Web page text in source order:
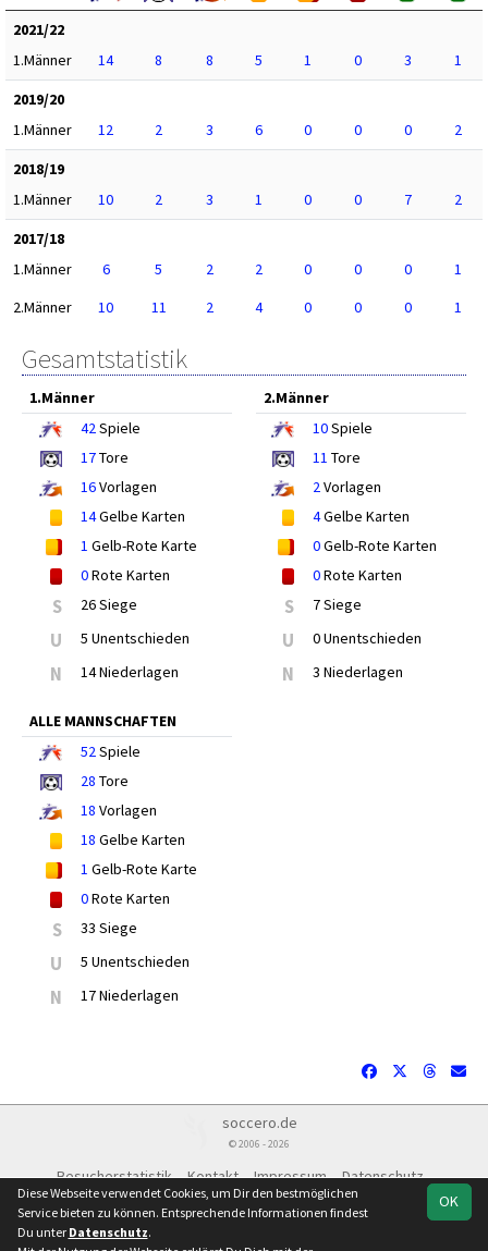
2021/22
1.Männer
14 8 8 5 1 0 3
1
2019/20
1.Männer
12 2 3 6 0 0 0
2
2018/19
1.Männer
10 2 3 1 0 0 7
2
2017/18
1.Männer
6 5 2 2 0 0 0
1
2.Männer
10 11 2 4 0 0 0 1
Gesamtstatistik
1.Männer
42Spiele
17Tore
16Vorlagen
14Gelbe Karten
1 Gelb-Rote Karte
0Rote Karten
S 26 Siege
U 5 Unentschieden
N 14 Niederlagen
2.Männer
10Spiele
11 Tore
2Vorlagen
4Gelbe Karten
0Gelb-Rote Karten
0Rote Karten
S 7 Siege
U 0 Unentschieden
N 3 Niederlagen
ALLE MANNSCHAFTEN
52Spiele
28 Tore
18 Vorlagen
18 Gelbe Karten
1 Gelb-Rote Karte
0Rote Karten
S 33 Siege
U 5 Unentschieden
N 17 Niederlagen
soccero.de
© 2006 - 2026
Besucherstatistik Kontakt Impressum
Datenschutz
OK
Diese Webseite verwendet Cookies, um Dir den bestmöglichen
Service bieten zu können. Entsprechende Informationen findest
Du unter Datenschutz.